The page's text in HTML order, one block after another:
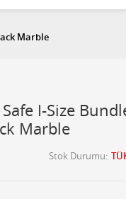
Marble
I-Size
Marble
Stok Durumu